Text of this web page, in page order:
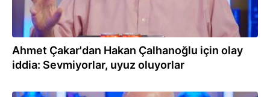
Ahmet Çakar'dan Hakan Çalhanoğlu için olay
iddia: Sevmiyorlar, uyuz oluyorlar